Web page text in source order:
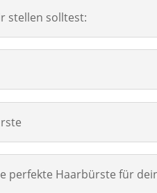
stellen solltest:
perfekte Haarbürste für